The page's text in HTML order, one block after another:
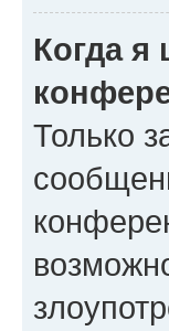
Когда я
Только